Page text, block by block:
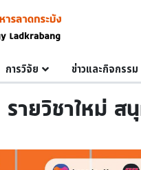
การวิจัย ข่าวและกิจกรรม
รายวิชาใหม่ ส